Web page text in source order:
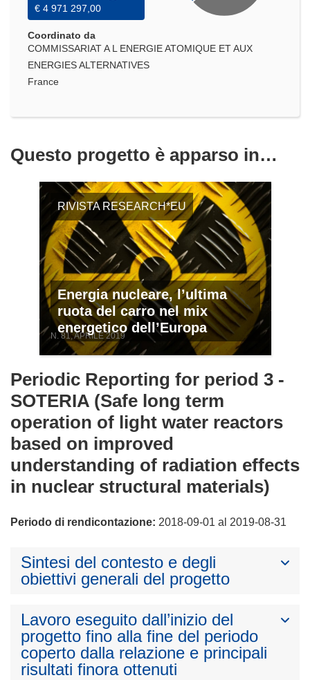
€ 4 971 297,00
Coordinato da
COMMISSARIAT A L ENERGIE ATOMIQUE ET AUX
ENERGIES ALTERNATIVES
France
Questo progetto è apparso in…
RIVISTA RESEARCH*EU
Energia nucleare, l’ultima
ruota del carro nel mix
energetico dell’Europa
N. 81, APRILE 2019
Periodic Reporting for period 3 -
SOTERIA (Safe long term
operation of light water reactors
based on improved
understanding of radiation effects
in nuclear structural materials)
Periodo di rendicontazione: 2018-09-01 al 2019-08-31
Sintesi del contesto e degli
obiettivi generali del progetto
Lavoro eseguito dall’inizio del
progetto fino alla fine del periodo
coperto dalla relazione e principali
risultati finora ottenuti